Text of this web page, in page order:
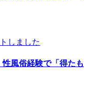
しました
風俗経験で「得たも